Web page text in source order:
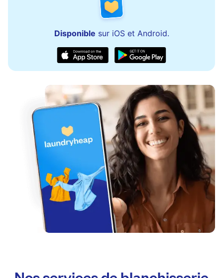
Disponible sur iOS et Android.